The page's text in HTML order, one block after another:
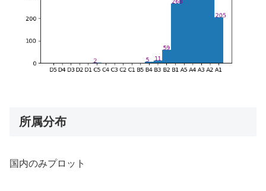
所属分布
国内のみプロット